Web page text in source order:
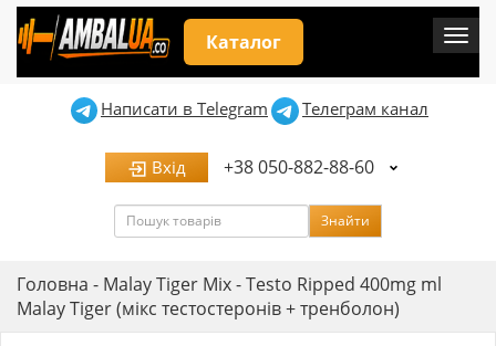
Каталог
Написати в Telegram Телеграм канал
Вхід +38 050-882-88-60
Пошук Знайти
Головна - Malay Tiger Mix-Testo Ripped 400mg ml
Malay Tiger (мікс тестостеронів + тренболон)